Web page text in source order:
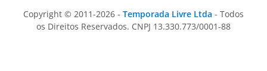
Copyright © 2011-2026 - Temporada Livre Ltda - Todos
os Direitos Reservados. CNPJ 13.330.773/0001-88